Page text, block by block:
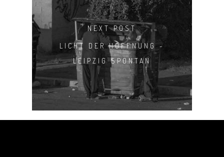
NEXT POST
LICHT DER HOFFNUNG -
LEIPZIG SPONTAN